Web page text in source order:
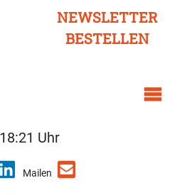
NEWSLETTER
BESTELLEN
Uhr
Mailen